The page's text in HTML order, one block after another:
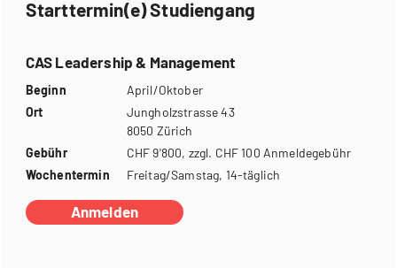
Starttermin(e) Studiengang
CAS Leadership & Management
Beginn
April/Oktober
Ort
Jungholzstrasse 43
8050 Zürich
Gebühr
CHF 9'800, zzgl. CHF 100 Anmeldegebühr
Wochentermin
Freitag/Samstag, 14-täglich
Anmelden